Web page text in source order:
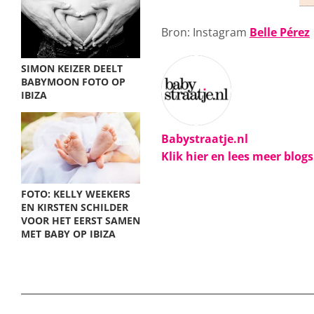
SIMON KEIZER DEELT
BABYMOON FOTO OP
IBIZA
FOTO: KELLY WEEKERS
EN KIRSTEN SCHILDER
VOOR HET EERST SAMEN
MET BABY OP IBIZA
Bron: Instagram Belle Pérez
Babystraatje.nl
Klik hier en lees meer